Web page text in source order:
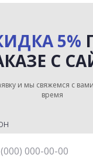
5%
С
и мы свяжемся с
время